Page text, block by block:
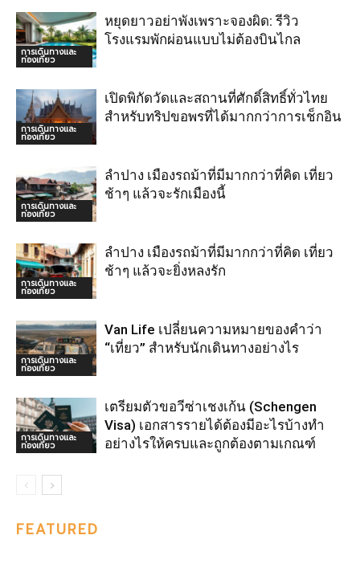
การเดินทางและ
ท่องเที่ยว
หยุดยาวอย่าพังเพราะจองผิด: รีวิว
โรงแรมพักผ่อนแบบไม่ต้องบินไกล
การเดินทางและ
ท่องเที่ยว
เปิดพิกัดวัดและสถานที่ศักดิ์สิทธิ์ทั่วไทย
สำหรับทริปขอพรที่ได้มากกว่าการเช็กอิน
การเดินทางและ
ท่องเที่ยว
ลำปาง เมืองรถม้าที่มีมากกว่าที่คิด เที่ยว
ช้าๆ แล้วจะรักเมืองนี้
การเดินทางและ
ท่องเที่ยว
ลำปาง เมืองรถม้าที่มีมากกว่าที่คิด เที่ยว
ช้าๆ แล้วจะยิ่งหลงรัก
การเดินทางและ
ท่องเที่ยว
Van Life เปลี่ยนความหมายของคำว่า
“เที่ยว” สำหรับนักเดินทางอย่างไร
การเดินทางและ
ท่องเที่ยว
เตรียมตัวขอวีซ่าเชงเก้น (Schengen
Visa) เอกสารรายได้ต้องมีอะไรบ้างทำ
อย่างไรให้ครบและถูกต้องตามเกณฑ์
FEATURED